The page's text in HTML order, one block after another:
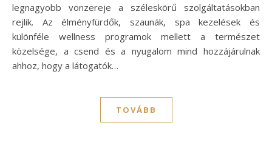
legnagyobb vonzereje a széleskörű szolgáltatásokban
rejlik. Az élményfürdők, szaunák, spa kezelések és
különféle wellness programok mellett a természet
közelsége, a csend és a nyugalom mind hozzájárulnak
ahhoz, hogy a látogatók…
TOVÁBB